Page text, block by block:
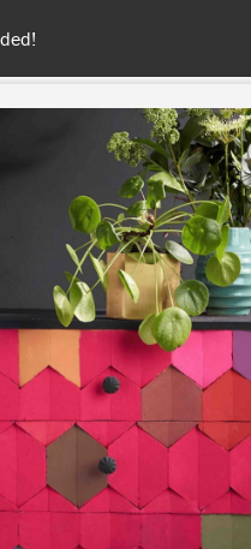
United Kingdom
RETREATS